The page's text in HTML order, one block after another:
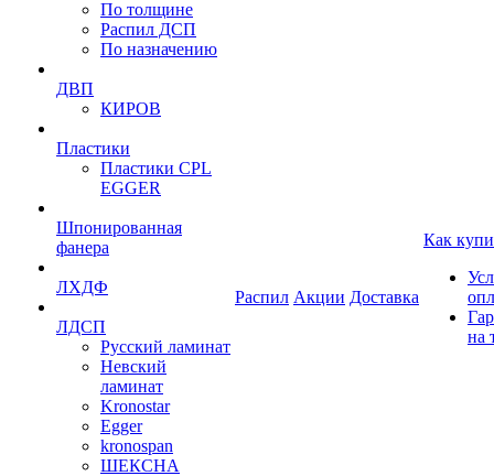
По толщине
Распил ДСП
По назначению
ДВП
КИРОВ
Пластики
Пластики CPL
EGGER
Шпонированная
фанера
ЛХДФ
ЛДСП
Русский ламинат
Невский
ламинат
Kronostar
Egger
kronospan
ШЕКСНА
Распил Акции Доставка
Как
на